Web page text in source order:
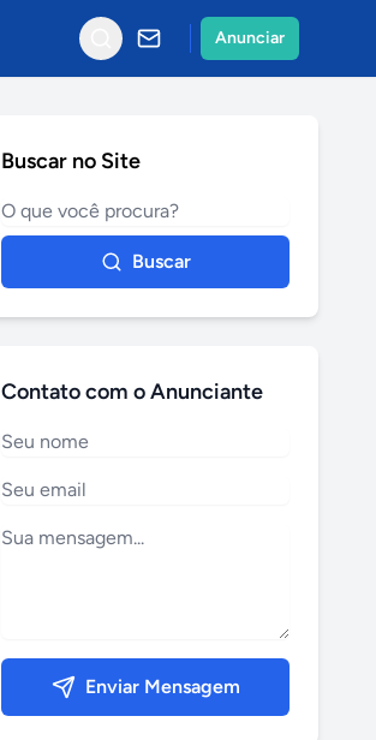
Anunciar
Buscar no Site
Buscar
Contato com o Anunciante
Enviar Mensagem